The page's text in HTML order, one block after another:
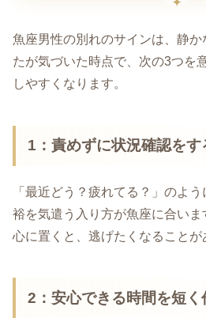
魚座男性の別れのサインは、静
たが気づいた時点で、次の3つを
しやすくなります。
1：責めずに状況確認をす
「最近どう？疲れてる？」のよ
裕を気遣う入り方が魚座に合い
心に置くと、逃げたくなることが
2：安心できる時間を短く